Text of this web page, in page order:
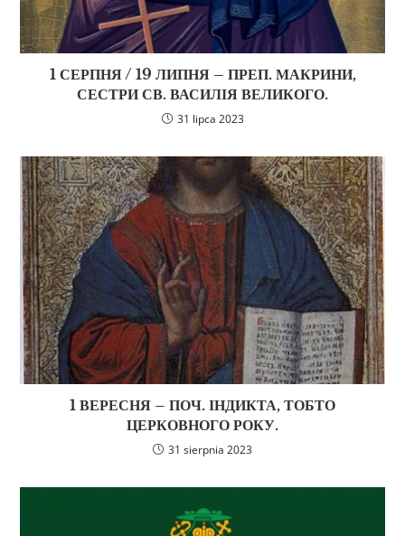
1 СЕРПНЯ / 19 ЛИПНЯ – ПРЕП. МАКРИНИ,
СЕСТРИ СВ. ВАСИЛІЯ ВЕЛИКОГО.
31 lipca 2023
1 ВЕРЕСНЯ – ПОЧ. ІНДИКТА, ТОБТО
ЦЕРКОВНОГО РОКУ.
31 sierpnia 2023